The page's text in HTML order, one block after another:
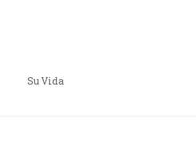
Su Vida